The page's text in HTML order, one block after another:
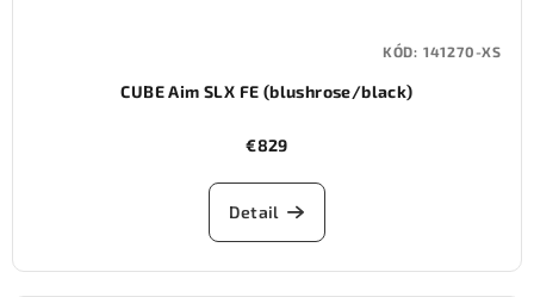
CUBE Aim SLX FE (blushrose/black)
€829
Detail
KÓD: 141270-XS